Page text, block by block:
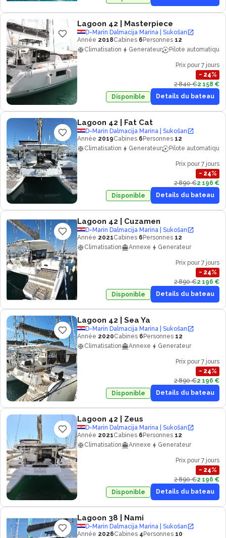
Lagoon 42 | Masterpiece
D-Marin Dalmacija Marina | Sukošan
Année 2018Cabines 6 Personnes 12
Climatisation
Generateur Pilote automatique
Prix pour 7 jours
− 24%
2 840 €2 158 €
Disponible
Details du bateau
Lagoon 42 | Fat Cat
D-Marin Dalmacija Marina | Sukošan
Année 2019Cabines 6 Personnes 12
Climatisation
Generateur Pilote automatique
Prix pour 7 jours
− 24%
2 890 €2 196 €
Disponible
Details du bateau
Lagoon 42 | Cuzamen
D-Marin Dalmacija Marina | Sukošan
Année 2021Cabines 6 Personnes 12
Climatisation
Annexe Generateur
Prix pour 7 jours
− 24%
2 890 €2 196 €
Disponible
Details du bateau
Lagoon 42 | Sea Ya
D-Marin Dalmacija Marina | Sukošan
Année 2020Cabines 6 Personnes 12
Climatisation
Annexe Generateur
Prix pour 7 jours
− 24%
2 890 €2 196 €
Disponible
Details du bateau
Lagoon 42 | Zeus
D-Marin Dalmacija Marina | Sukošan
Année 2021Cabines 6 Personnes 12
Climatisation
Annexe Generateur
Prix pour 7 jours
− 24%
2 890 €2 196 €
Disponible
Details du bateau
Lagoon 38 | Nami
D-Marin Dalmacija Marina | Sukošan
Année 2026Cabines 4 Personnes 10